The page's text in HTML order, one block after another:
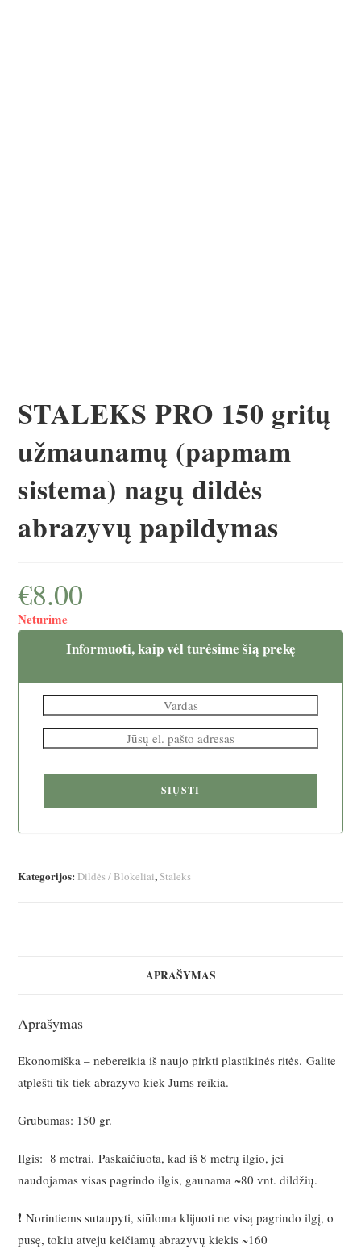
STALEKS PRO 150 gritų
užmaunamų (papmam
sistema) nagų dildės
abrazyvų papildymas
€8.00
Neturime
Informuoti, kaip vėl turėsime šią prekę
SIŲSTI
Kategorijos: Dildės / Blokeliai,Staleks
APRAŠYMAS
Aprašymas
Ekonomiška – nebereikia iš naujo pirkti plastikinės ritės. Galite
atplėšti tik tiek abrazyvo kiek Jums reikia.
Grubumas: 150 gr.
Ilgis: 8 metrai. Paskaičiuota, kad iš 8 metrų ilgio, jei
naudojamas visas pagrindo ilgis, gaunama ~80 vnt. dildžių.
❗ Norintiems sutaupyti, siūloma klijuoti ne visą pagrindo ilgį, o
pusę, tokiu atveju keičiamų abrazyvų kiekis ~160